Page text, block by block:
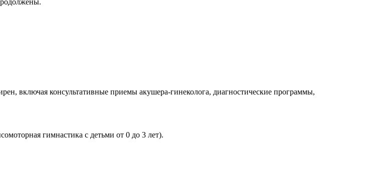
включая консультативные приемы акушера-гинеколога, диагностические программы,
гимнастика с детьми от 0 до 3 лет).